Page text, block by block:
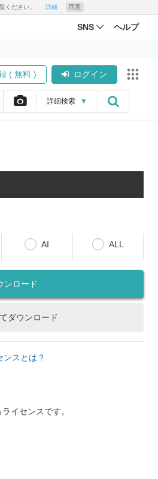
ください。 詳細 同意
SNS ヘルプ
( 無料 ) ログイン
詳細検索 ▼
AI ALL
ンロード
ダウンロード
ンスとは？
イセンスです。